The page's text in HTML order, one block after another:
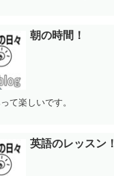
朝の時間！
て楽しいです。
英語のレッスン！